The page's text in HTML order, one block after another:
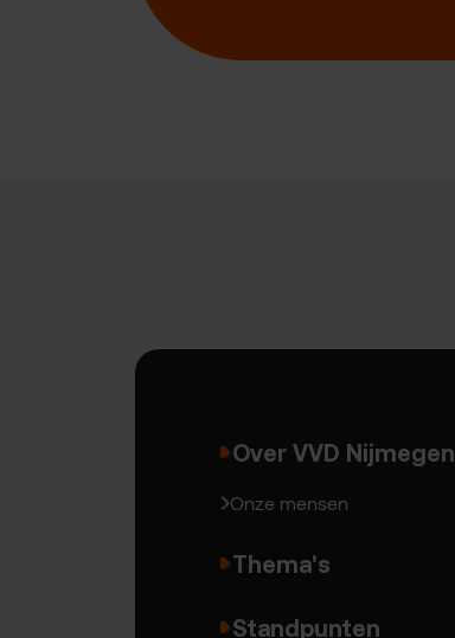
Over VVD Nijmegen
Onze mensen
Thema's
Standpunten